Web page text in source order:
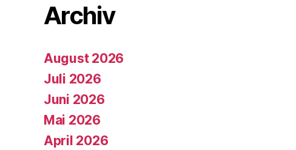
Archiv
August 2026
Juli 2026
Juni 2026
Mai 2026
April 2026